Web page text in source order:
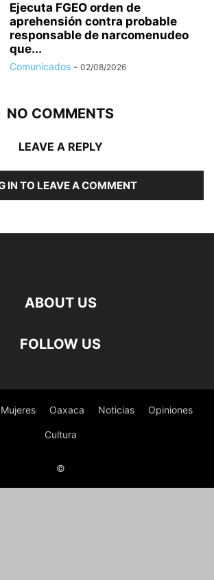
Ejecuta FGEO orden de
aprehensión contra probable
responsable de narcomenudeo
que...
Comunicados - 02/08/2026
NO COMMENTS
LEAVE A REPLY
IN TO LEAVE A COMMENT
ABOUT US
FOLLOW US
Mujeres Oaxaca Noticias Opiniones
Cultura
©